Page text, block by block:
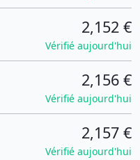
2,152 €
Vérifié aujourd'hui
2,156 €
Vérifié aujourd'hui
2,157 €
Vérifié aujourd'hui